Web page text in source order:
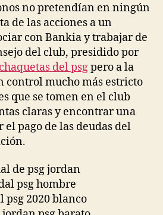
no pretendían en ningún
de las acciones a un
con Bankia y trabajar de
del club, presidido por
chaquetas del psgpero a la
control mucho más estricto
que se tomen en el club
claras y encontrar una
pago de las deudas del